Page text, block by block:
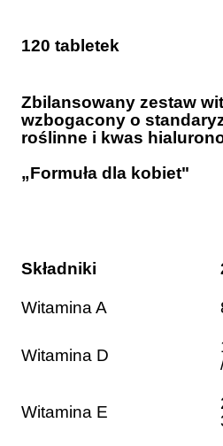
120 tabletek
Zbilansowany zestaw
wzbogacony o
roślinne i kwas
„Formuła dla kobiet"
Składniki
Witamina A
Witamina D
Witamina E